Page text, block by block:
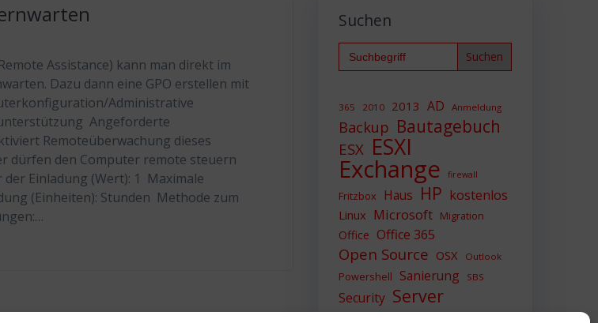
Assistance) kann man direkt im
Dazu dann eine GPO erstellen mit
Administrative
Angeforderte
Remoteüberwachung dieses
dürfen den Computer remote steuern
Einladung (Wert): 1 Maximale
(Einheiten): Stunden Methode zum
Suchen
Search
for:
365 2010 2013 AD Anmeldung
Backup Bautagebuch
ESX ESXI
Exchange firewall
Fritzbox Haus HP kostenlos
Linux Microsoft Migration
Office Office 365
Open Source OSX Outlook
Powershell Sanierung SBS
Security Server
Sicherheit SIEM